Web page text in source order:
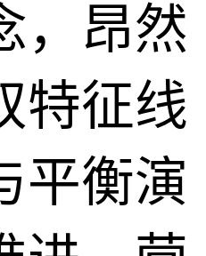
，昂然
特征线
平衡演